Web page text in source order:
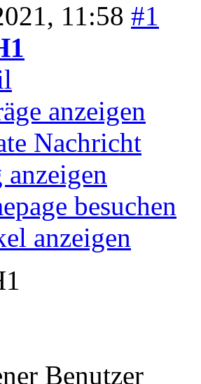
11:58 #1
anzeigen
Nachricht
besuchen
anzeigen
Benutzer